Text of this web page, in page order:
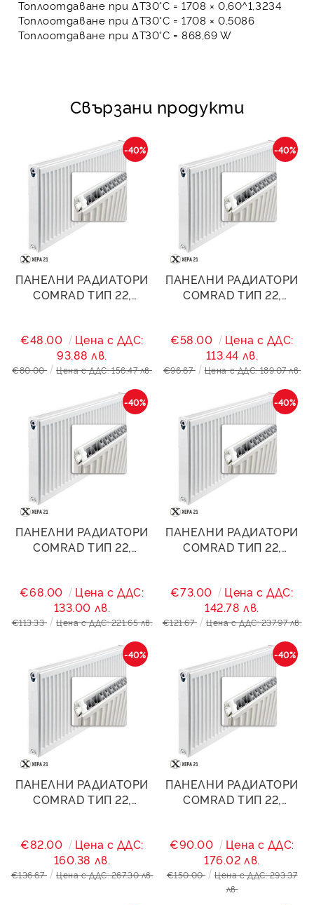
Топлоотдаване при ΔT30°C = 1708 × 0,60^1,3234
Топлоотдаване при ΔT30°C = 1708 × 0,5086
Топлоотдаване при ΔT30°C =868,69 W
Свързани продукти
ПАНЕЛНИ РАДИАТОРИ
COMRAD ТИП 22,
-40%
€48.00
Цена с ДДС:
93.88 лв.
€80.00 Цена с ДДС: 156.47 лв.
ПАНЕЛНИ РАДИАТОРИ
COMRAD ТИП 22,
-40%
€58.00
Цена с ДДС:
113.44 лв.
€96.67 Цена с ДДС: 189.07 лв.
ПАНЕЛНИ РАДИАТОРИ
COMRAD ТИП 22,
-40%
€68.00
Цена с ДДС:
133.00 лв.
€113.33 Цена с ДДС: 221.65 лв.
ПАНЕЛНИ РАДИАТОРИ
COMRAD ТИП 22,
-40%
€73.00
Цена с ДДС:
142.78 лв.
€121.67 Цена с ДДС: 237.97 лв.
ПАНЕЛНИ РАДИАТОРИ
COMRAD ТИП 22,
-40%
€82.00
Цена с ДДС:
160.38 лв.
€136.67 Цена с ДДС: 267.30 лв.
ПАНЕЛНИ РАДИАТОРИ
COMRAD ТИП 22,
-40%
€90.00
Цена с ДДС:
176.02 лв.
€150.00
Цена с ДДС: 293.37
лв.